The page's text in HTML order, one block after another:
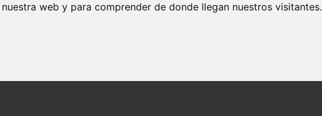
web y para comprender de donde llegan nuestros visitantes.